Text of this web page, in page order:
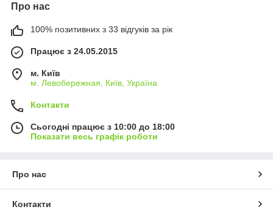
Про нас
100% позитивних з 33 відгуків за рік
Працює з 24.05.2015
м. Київ
м. Левобережная, Київ, Україна
Контакти
Сьогодні працює з 10:00 до 18:00
Показати весь графік роботи
Про нас
Контакти